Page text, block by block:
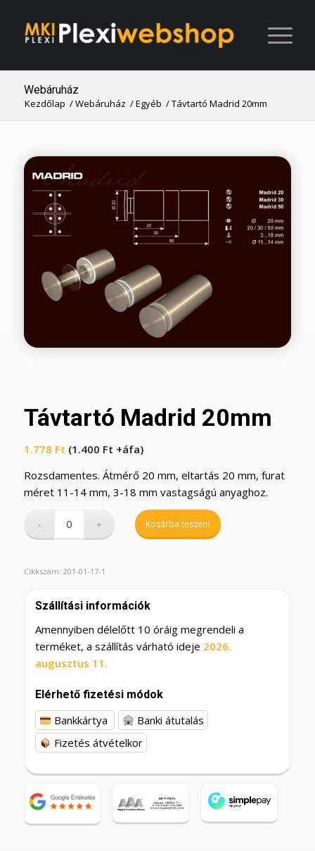
Webáruház
Kezdőlap /Webáruház /Egyéb /Távtartó Madrid 20mm
Távtartó Madrid 20mm
1.778 Ft (1.400 Ft +áfa)
Rozsdamentes. Átmérő 20 mm, eltartás 20 mm, furat
méret 11-14 mm, 3-18 mm vastagságú anyaghoz.
Kosárba teszem
Cikkszám: 201-01-17-1
Szállítási információk
Amennyiben délelőtt 10 óráig megrendeli a
terméket, a szállítás várható ideje 2026.
augusztus 11.
Elérhető fizetési módok
Bankkártya
Banki átutalás
Fizetés átvételkor